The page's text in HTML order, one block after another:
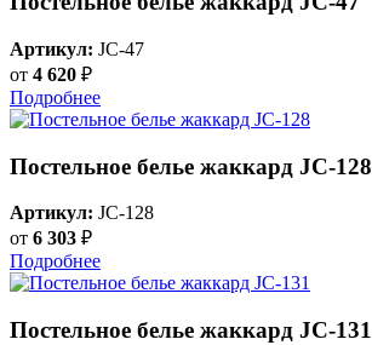
Артикул: JC-47
от 4 620 ₽
Подробнее
Постельное белье жаккард JC-128
Артикул: JC-128
от 6 303 ₽
Подробнее
Постельное белье жаккард JC-131